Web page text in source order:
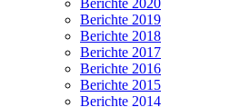
Berichte 2020
Berichte 2019
Berichte 2018
Berichte 2017
Berichte 2016
Berichte 2015
Berichte 2014